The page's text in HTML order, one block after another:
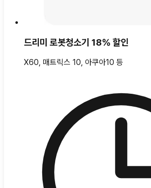
드리미 로봇청소기 18% 할인
X60, 매트릭스 10, 아쿠아10 등